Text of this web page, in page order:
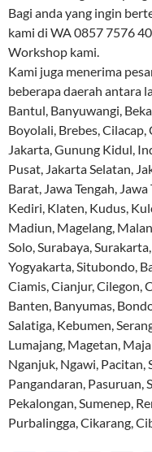
Bagi anda yang ingin
kami di WA 0857 7576
Workshop kami.
Kami juga menerima
beberapa daerah antara
Bantul, Banyuwangi,
Boyolali, Brebes,
Jakarta, Gunung Kidul,
Pusat, Jakarta Selatan,
Barat, Jawa Tengah,
Kediri, Klaten, Kudus,
Madiun, Magelang,
Solo, Surabaya,
Yogyakarta, Situbondo,
Ciamis, Cianjur, Cilegon,
Banten, Banyumas,
Salatiga, Kebumen,
Lumajang, Magetan,
Nganjuk, Ngawi, Pacitan,
Pangandaran, Pasuruan,
Pekalongan, Sumenep,
Purbalingga, Cikarang,